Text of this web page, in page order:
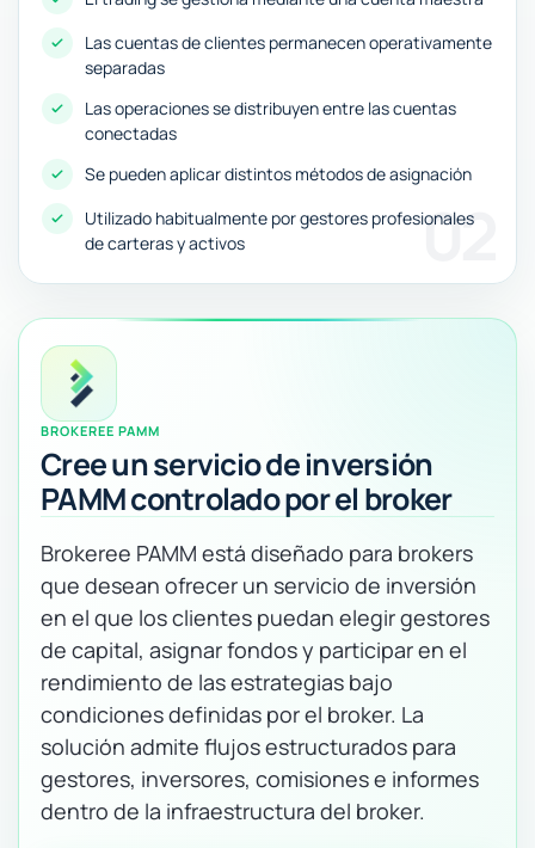
Las cuentas de clientes permanecen operativamente
separadas
Las operaciones se distribuyen entre las cuentas
conectadas
Se pueden aplicar distintos métodos de asignación
Utilizado habitualmente por gestores profesionales
de carteras y activos
02
BROKEREE PAMM
Cree un servicio de inversión
PAMM controlado por el broker
Brokeree PAMM está diseñado para brokers
que desean ofrecer un servicio de inversión
en el que los clientes puedan elegir gestores
de capital, asignar fondos y participar en el
rendimiento de las estrategias bajo
condiciones definidas por el broker. La
solución admite flujos estructurados para
gestores, inversores, comisiones e informes
dentro de la infraestructura del broker.